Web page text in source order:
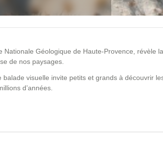
Géologique de Haute-Provence, révèle
de nos paysages.
visuelle invite petits et grands à découvrir
d’années.